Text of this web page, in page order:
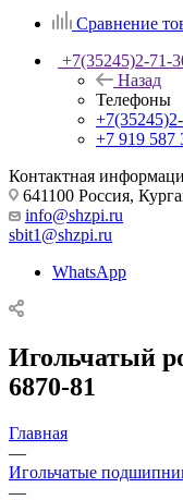
Сравнение
+7(35245)2-71-
Назад
Телефоны
+7 919 587
Контактная
641100 Россия,
info@shzpi.ru
sbit1@shzpi.ru
WhatsApp
Игольчатый
6870-81
Главная
—
Игольчатые
—